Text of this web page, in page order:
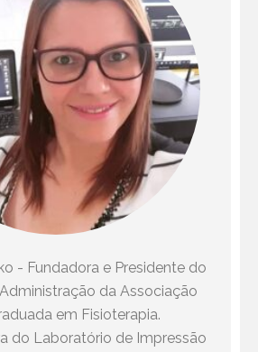
- Fundadora e Presidente do
da Associação
em Fisioterapia.
do Laboratório de Impressão